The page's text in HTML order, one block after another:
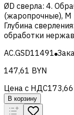
ØD сверла: 4.
(жаропрочные), M
Глубина сверления:
обработки
AC.GSD11491
147,61 BYN
Цена с НДС173,66
В корзину